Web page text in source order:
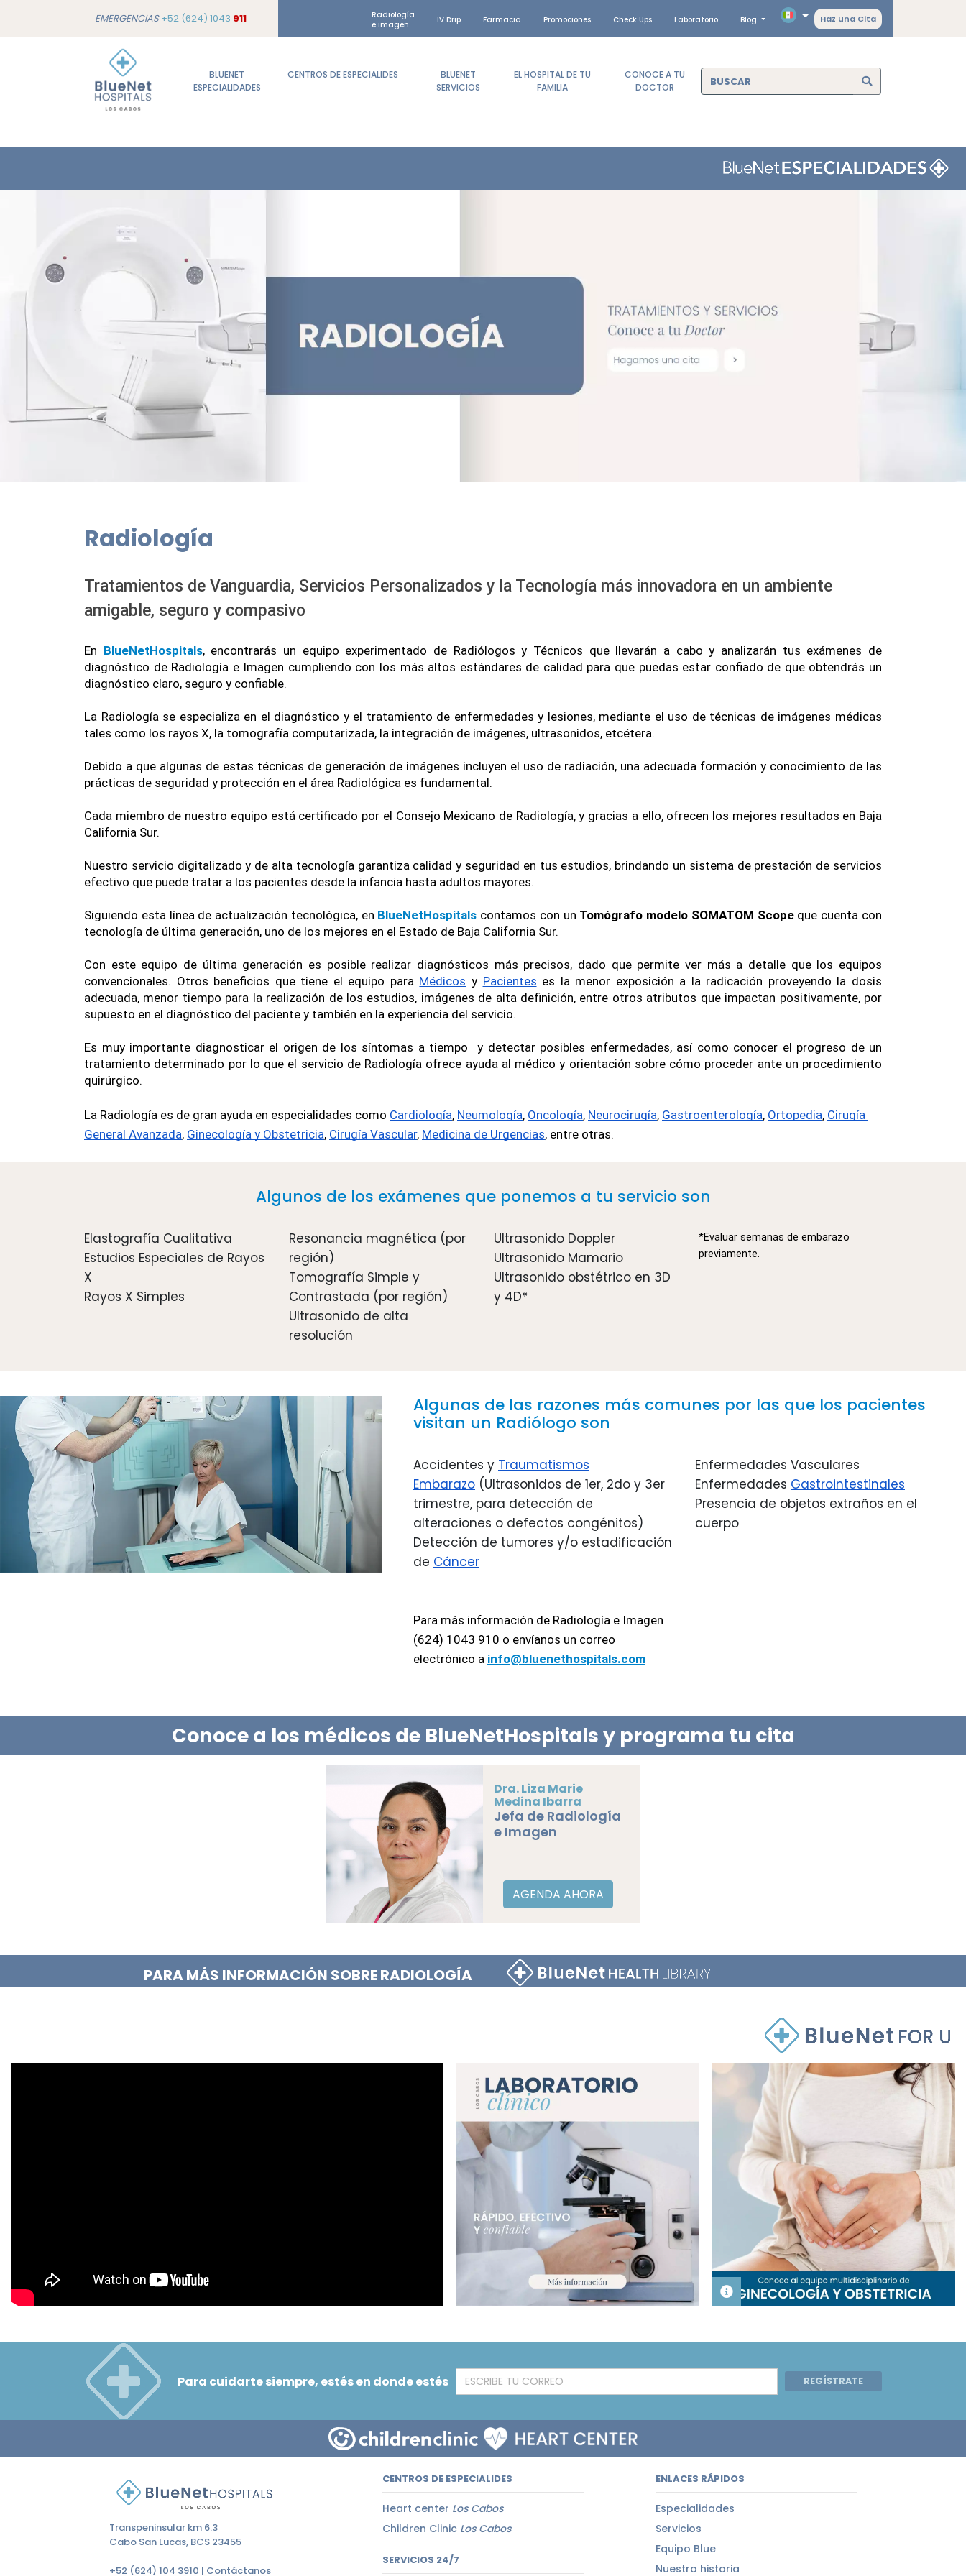
EMERGENCIAS+52 (624) 1043 911
Radiología
e imagen
IV Drip Farmacia Promociones Check Ups Laboratorio Blog Haz una Cita
BLUENET
ESPECIALIDADES
CENTROS DE ESPECIALIDES
BLUENET
SERVICIOS
EL HOSPITAL DE TU
FAMILIA
CONOCE A TU
DOCTOR
Radiología
Tratamientos de Vanguardia, Servicios Personalizados y la Tecnología más innovadora en un ambiente
amigable, seguro y compasivo
En BlueNetHospitals, encontrarás un equipo experimentado de Radiólogos y Técnicos que llevarán a cabo y analizarán tus exámenes de
diagnóstico de Radiología e Imagen cumpliendo con los más altos estándares de calidad para que puedas estar confiado de que obtendrás un
diagnóstico claro, seguro y confiable.
La Radiología se especializa en el diagnóstico y el tratamiento de enfermedades y lesiones, mediante el uso de técnicas de imágenes médicas
tales como los rayos X, la tomografía computarizada, la integración de imágenes, ultrasonidos, etcétera.
Debido a que algunas de estas técnicas de generación de imágenes incluyen el uso de radiación, una adecuada formación y conocimiento de las
prácticas de seguridad y protección en el área Radiológica es fundamental.
Cada miembro de nuestro equipo está certificado por el Consejo Mexicano de Radiología, y gracias a ello, ofrecen los mejores resultados en Baja
California Sur.
Nuestro servicio digitalizado y de alta tecnología garantiza calidad y seguridad en tus estudios, brindando un sistema de prestación de servicios
efectivo que puede tratar a los pacientes desde la infancia hasta adultos mayores.
Siguiendo esta línea de actualización tecnológica, en BlueNetHospitals contamos con un Tomógrafo modelo SOMATOM Scope que cuenta con
tecnología de última generación, uno de los mejores en el Estado de Baja California Sur.
Con este equipo de última generación es posible realizar diagnósticos más precisos, dado que permite ver más a detalle que los equipos
convencionales. Otros beneficios que tiene el equipo para Médicos y Pacientes es la menor exposición a la radicación proveyendo la dosis
adecuada, menor tiempo para la realización de los estudios, imágenes de alta definición, entre otros atributos que impactan positivamente, por
supuesto en el diagnóstico del paciente y también en la experiencia del servicio.
Es muy importante diagnosticar el origen de los síntomas a tiempo  y detectar posibles enfermedades, así como conocer el progreso de un
tratamiento determinado por lo que el servicio de Radiología ofrece ayuda al médico y orientación sobre cómo proceder ante un procedimiento
quirúrgico.
La Radiología es de gran ayuda en especialidades como Cardiología, Neumología, Oncología, Neurocirugía, Gastroenterología, Ortopedia, Cirugía
General Avanzada, Ginecología y Obstetricia, Cirugía Vascular, Medicina de Urgencias, entre otras.
Algunos de los exámenes que ponemos a tu servicio son
Elastografía Cualitativa
Estudios Especiales de Rayos
X
Rayos X Simples
Resonancia magnética (por
región)
Tomografía Simple y
Contrastada (por región)
Ultrasonido de alta
resolución
Ultrasonido Doppler
Ultrasonido Mamario
Ultrasonido obstétrico en 3D
y 4D*
*Evaluar semanas de embarazo
previamente.
Algunas de las razones más comunes por las que los pacientes
visitan un Radiólogo son
Accidentes y Traumatismos
Embarazo (Ultrasonidos de 1er, 2do y 3er
trimestre, para detección de
alteraciones o defectos congénitos)
Detección de tumores y/o estadificación
de Cáncer
Enfermedades Vasculares
Enfermedades Gastrointestinales
Presencia de objetos extraños en el
cuerpo
Para más información de Radiología e Imagen
(624) 1043 910 o envíanos un correo
electrónico a info@bluenethospitals.com
Conoce a los médicos de BlueNetHospitals y programa tu cita
Dra. Liza Marie
Medina Ibarra
Jefa de Radiología
e Imagen
AGENDA AHORA
PARA MÁS INFORMACIÓN SOBRE RADIOLOGÍA
Para cuidarte siempre, estés en donde estés REGÍSTRATE
Transpeninsular km 6.3
Cabo San Lucas, BCS 23455
+52 (624) 104 3910 | Contáctanos
CENTROS DE ESPECIALIDES
Heart center Los Cabos
Children Clinic Los Cabos
SERVICIOS 24/7
ENLACES RÁPIDOS
Especialidades
Servicios
Equipo Blue
Nuestra historia